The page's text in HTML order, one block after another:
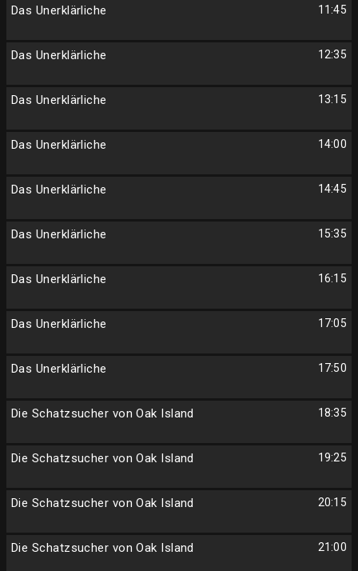
11:45
Das Unerklärliche
12:35
Das Unerklärliche
13:15
Das Unerklärliche
14:00
Das Unerklärliche
14:45
Das Unerklärliche
15:35
Das Unerklärliche
16:15
Das Unerklärliche
17:05
Das Unerklärliche
17:50
Das Unerklärliche
18:35
Die Schatzsucher von Oak Island
19:25
Die Schatzsucher von Oak Island
20:15
Die Schatzsucher von Oak Island
21:00
Die Schatzsucher von Oak Island